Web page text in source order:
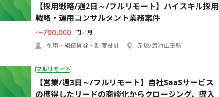
【採用戦略/週2日～/フルリモート】ハイスキル採用
戦略・運用コンサルタント業務案件
〜700,000 円／月
採用・組織開発・制度設計
赤坂/溜池山王駅
フルリモート
【営業/週3日～/フルリモート】自社SaaSサービス
の獲得したリードの商談化からクロージング、導入